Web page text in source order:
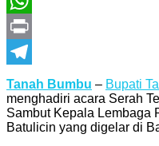
WhatsApp
Print
Telegram
Tanah Bumbu – Bupati
menghadiri acara Serah
Sambut Kepala Lembaga
Batulicin yang digelar di